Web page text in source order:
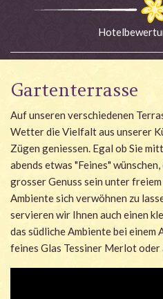
Gartenterrasse
Auf unseren verschiedenen
Wetter die Vielfalt aus unserer
Zügen geniessen. Egal ob Sie
abends etwas "Feines"
grosser Genuss sein unter freiem
Ambiente sich verwöhnen zu
servieren wir Ihnen auch einen
das südliche Ambiente bei einem
feines Glas Tessiner Merlot